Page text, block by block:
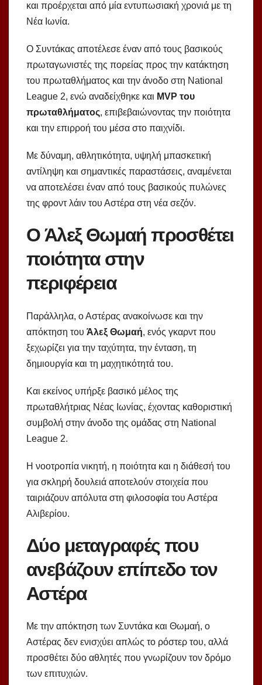
και προέρχεται από μία εντυπωσιακή χρονιά με τη
Νέα Ιωνία.
Ο Συντάκας αποτέλεσε έναν από τους βασικούς
πρωταγωνιστές της πορείας προς την κατάκτηση
του πρωταθλήματος και την άνοδο στη National
League 2, ενώ αναδείχθηκε και MVP του
πρωταθλήματος, επιβεβαιώνοντας την ποιότητα
και την επιρροή του μέσα στο παιχνίδι.
Με δύναμη, αθλητικότητα, υψηλή μπασκετική
αντίληψη και σημαντικές παραστάσεις, αναμένεται
να αποτελέσει έναν από τους βασικούς πυλώνες
της φροντ λάιν του Αστέρα στη νέα σεζόν.
Ο Άλεξ Θωμαή προσθέτει
ποιότητα στην
περιφέρεια
Παράλληλα, ο Αστέρας ανακοίνωσε και την
απόκτηση του Άλεξ Θωμαή, ενός γκαρντ που
ξεχωρίζει για την ταχύτητα, την ένταση, τη
δημιουργία και τη μαχητικότητά του.
Και εκείνος υπήρξε βασικό μέλος της
πρωταθλήτριας Νέας Ιωνίας, έχοντας καθοριστική
συμβολή στην άνοδο της ομάδας στη National
League 2.
Η νοοτροπία νικητή, η ποιότητα και η διάθεσή του
για σκληρή δουλειά αποτελούν στοιχεία που
ταιριάζουν απόλυτα στη φιλοσοφία του Αστέρα
Αλιβερίου.
Δύο μεταγραφές που
ανεβάζουν επίπεδο τον
Αστέρα
Με την απόκτηση των Συντάκα και Θωμαή, ο
Αστέρας δεν ενισχύει απλώς το ρόστερ του, αλλά
προσθέτει δύο αθλητές που γνωρίζουν τον δρόμο
των επιτυχιών.